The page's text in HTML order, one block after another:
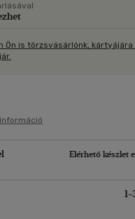
Ön is törzsvásárlónk, kártyájára
Elérhető készlet